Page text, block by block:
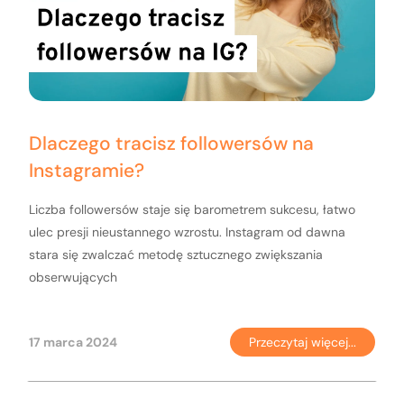
Dlaczego tracisz followersów na
Instagramie?
Liczba followersów staje się barometrem sukcesu, łatwo
ulec presji nieustannego wzrostu. Instagram od dawna
stara się zwalczać metodę sztucznego zwiększania
obserwujących
17 marca 2024 Przeczytaj więcej...